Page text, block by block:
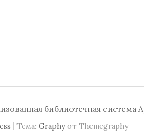
библиотечная система
| Тема: Graphyот Themegraphy